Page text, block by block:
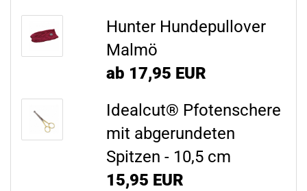
Hunter Hundepullover
Malmö
ab 17,95 EUR
Idealcut® Pfotenschere
mit abgerundeten
Spitzen - 10,5 cm
15,95 EUR